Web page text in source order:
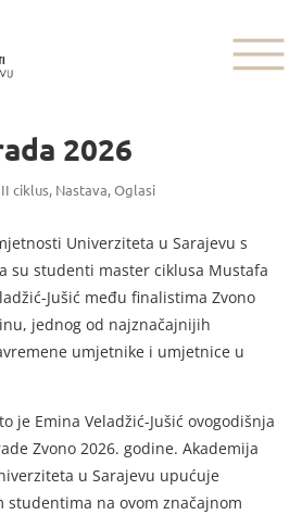
2026
II ciklus, Nastava,Oglasi
Univerziteta u Sarajevu s
su studenti master ciklusa Mustafa
Jušić među finalistima Zvono
jednog od najznačajnijih
umjetnike i umjetnice u
je Emina Veladžić-Jušić ovogodišnja
Zvono 2026. godine. Akademija
u Sarajevu upućuje
studentima na ovom značajnom